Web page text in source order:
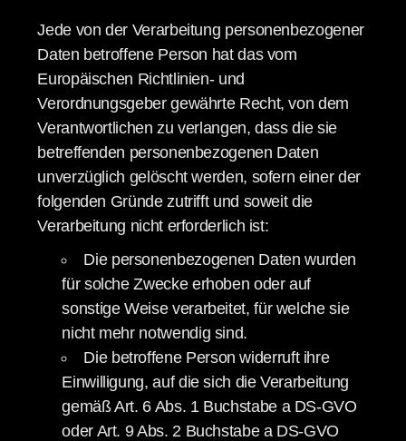
Jede von der Verarbeitung personenbezogener
Daten betroffene Person hat das vom
Europäischen Richtlinien- und
Verordnungsgeber gewährte Recht, von dem
Verantwortlichen zu verlangen, dass die sie
betreffenden personenbezogenen Daten
unverzüglich gelöscht werden, sofern einer der
folgenden Gründe zutrifft und soweit die
Verarbeitung nicht erforderlich ist:
Die personenbezogenen Daten wurden
für solche Zwecke erhoben oder auf
sonstige Weise verarbeitet, für welche sie
nicht mehr notwendig sind.
Die betroffene Person widerruft ihre
Einwilligung, auf die sich die Verarbeitung
gemäß Art. 6 Abs. 1 Buchstabe a DS-GVO
oder Art. 9 Abs. 2 Buchstabe a DS-GVO